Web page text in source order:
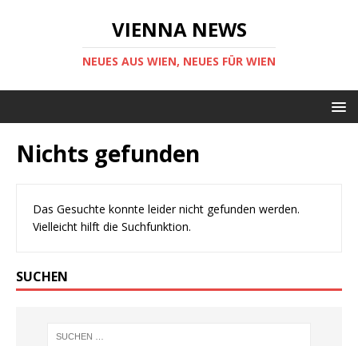
VIENNA NEWS
NEUES AUS WIEN, NEUES FÜR WIEN
Nichts gefunden
Das Gesuchte konnte leider nicht gefunden werden.
Vielleicht hilft die Suchfunktion.
SUCHEN